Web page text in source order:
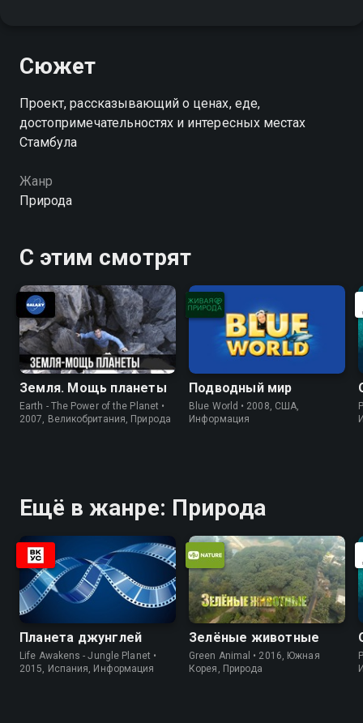
Сюжет
Проект, рассказывающий о ценах, еде,
достопримечательностях и интересных местах
Стамбула
Жанр
Природа
С этим смотрят
Земля. Мощь планеты
Earth - The Power of the Planet •
2007, Великобритания, Природа
Подводный мир
Blue World • 2008, США,
Информация
Ещё в жанре: Природа
Планета джунглей
Life Awakens - Jungle Planet •
2015, Испания, Информация
Зелёные животные
Green Animal • 2016, Южная
Корея, Природа